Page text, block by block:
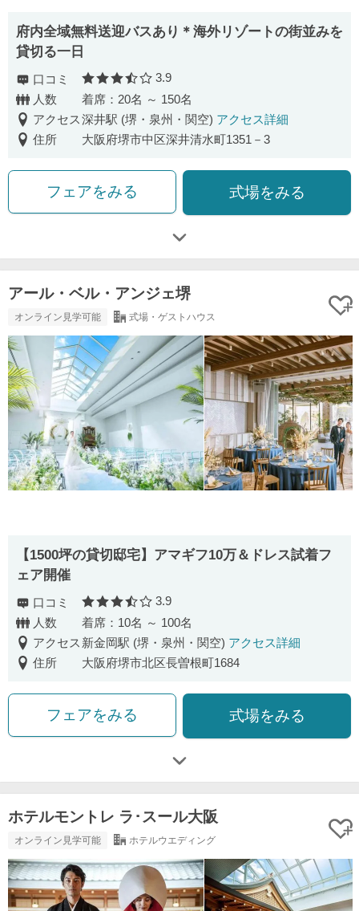
府内全域無料送迎バスあり＊海外リゾートの街並みを
貸切る一日
口コミ 口コミ評価
3.9
人数
着席：20名 ～ 150名
アクセス深井駅 (堺・泉州・関空) アクセス詳細
住所
大阪府堺市中区深井清水町1351－3
フェアをみる 式場をみる
アール・ベル・アンジェ堺
オンライン見学可能 式場・ゲストハウス
【1500坪の貸切邸宅】アマギフ10万＆ドレス試着フ
ェア開催
口コミ 口コミ評価
3.9
人数
着席：10名 ～ 100名
アクセス 新金岡駅 (堺・泉州・関空) アクセス詳細
住所
大阪府堺市北区長曽根町1684
フェアをみる 式場をみる
ホテルモントレ ラ･スール大阪
オンライン見学可能 ホテルウエディング